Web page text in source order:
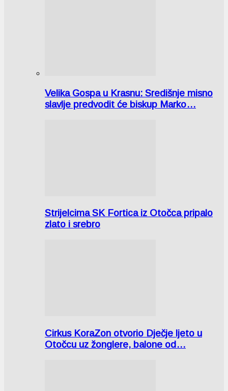
Velika Gospa u Krasnu: Središnje misno
slavlje predvodit će biskup Marko…
Strijelcima SK Fortica iz Otočca pripalo
zlato i srebro
Cirkus KoraZon otvorio Dječje ljeto u
Otočcu uz žonglere, balone od…